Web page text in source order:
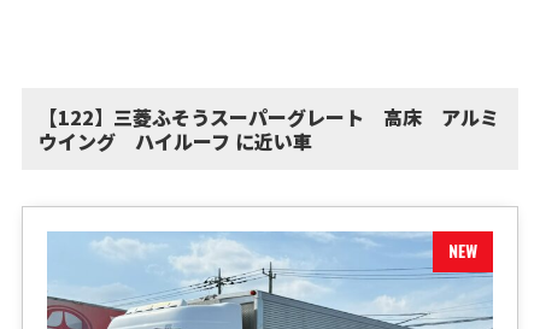
【122】三菱ふそうスーパーグレート 高床 アルミ
ウイング ハイルーフ に近い車